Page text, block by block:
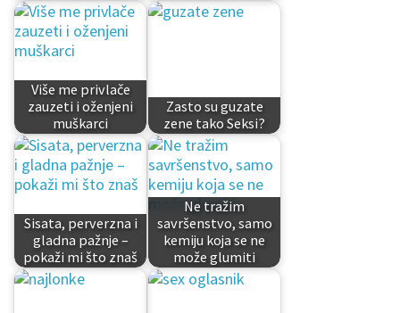
Više me privlače
zauzeti i oženjeni
muškarci
Zasto su guzate
zene tako Seksi?
Sisata, perverzna i
gladna pažnje –
pokaži mi što znaš
Ne tražim
savršenstvo, samo
kemiju koja se ne
može glumiti